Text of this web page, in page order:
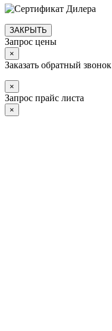
ЗАКРЫТЬ
Запрос цены
×
Заказать обратный звонок
×
Запрос прайс листа
×